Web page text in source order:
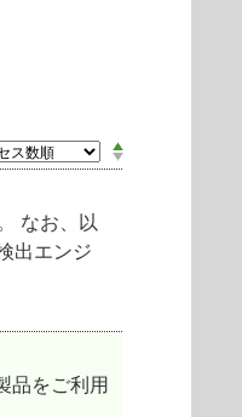
なお、以
出エンジ
品をご利用